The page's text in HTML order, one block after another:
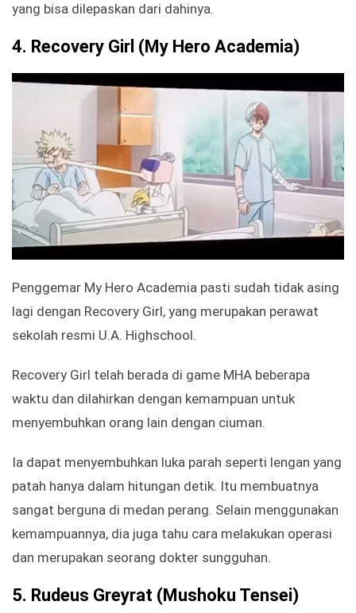
yang bisa dilepaskan dari dahinya.
4. Recovery Girl (My Hero Academia)
Penggemar My Hero Academia pasti sudah tidak asing
lagi dengan Recovery Girl, yang merupakan perawat
sekolah resmi U.A. Highschool.
Recovery Girl telah berada di game MHA beberapa
waktu dan dilahirkan dengan kemampuan untuk
menyembuhkan orang lain dengan ciuman.
Ia dapat menyembuhkan luka parah seperti lengan yang
patah hanya dalam hitungan detik. Itu membuatnya
sangat berguna di medan perang. Selain menggunakan
kemampuannya, dia juga tahu cara melakukan operasi
dan merupakan seorang dokter sungguhan.
5. Rudeus Greyrat (Mushoku Tensei)